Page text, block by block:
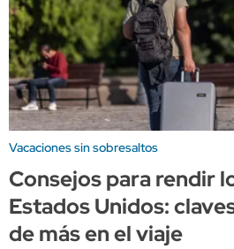
Vacaciones sin sobresaltos
Consejos para rendir
Estados Unidos:
de más en el viaje